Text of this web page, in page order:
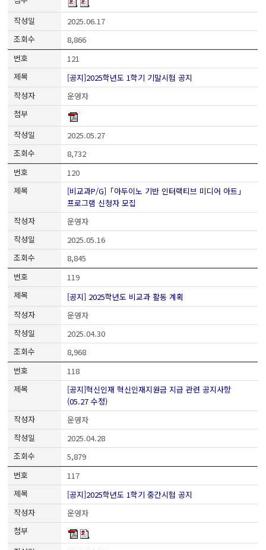
2025.06.17
8,866
121
[공지]2025학년도 1학기 기말시험 공지
운영자
2025.05.27
8,732
120
[비교과P/G]「아두이노 기반 인터랙티브 미디어 아트」
프로그램 신청자 모집
운영자
2025.05.16
8,845
119
[공지] 2025학년도 비교과 활동 계획
운영자
2025.04.30
8,968
118
[공지]혁신인재 혁신인재지원금 지급 관련 공지사항
(05.27 수정)
운영자
2025.04.28
5,879
117
[공지]2025학년도 1학기 중간시험 공지
운영자